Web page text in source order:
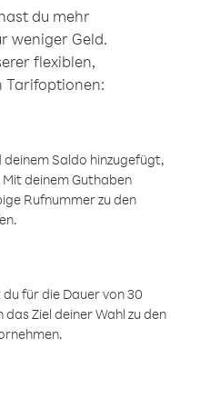
du mehr
weniger Geld.
flexiblen,
Tarifoptionen:
Saldo hinzugefügt,
deinem Guthaben
Rufnummer zu den
für die Dauer von 30
Ziel deiner Wahl zu den